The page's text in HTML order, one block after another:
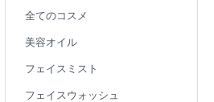
全てのコスメ
美容オイル
フェイスミスト
フェイスウォッシュ